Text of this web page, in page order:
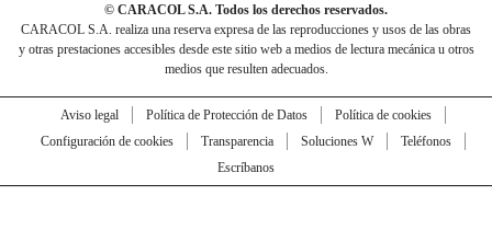
© CARACOL S.A. Todos los derechos reservados.
CARACOL S.A. realiza una reserva expresa de las reproducciones y usos de las obras
y otras prestaciones accesibles desde este sitio web a medios de lectura mecánica u otros
medios que resulten adecuados.
Aviso legal Política de Protección de Datos
Política de cookies
Configuración de cookies
Transparencia Soluciones W
Teléfonos
Escríbanos